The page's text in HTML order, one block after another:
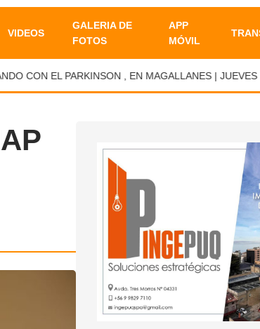
VIDEOS
GALERIA DE
FOTOS
APP
MÓVIL
CON EL PARKINSON , EN MAGALLANES | JUEVES 6